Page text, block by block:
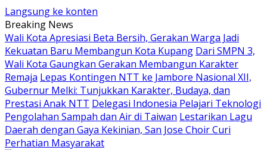
Langsung ke konten
Breaking News
Wali Kota Apresiasi Beta Bersih, Gerakan Warga Jadi
Kekuatan Baru Membangun Kota Kupang Dari SMPN 3,
Wali Kota Gaungkan Gerakan Membangun Karakter
Remaja Lepas Kontingen NTT ke Jambore Nasional XII,
Gubernur Melki: Tunjukkan Karakter, Budaya, dan
Prestasi Anak NTT Delegasi Indonesia Pelajari Teknologi
Pengolahan Sampah dan Air di Taiwan Lestarikan Lagu
Daerah dengan Gaya Kekinian, San Jose Choir Curi
Perhatian Masyarakat